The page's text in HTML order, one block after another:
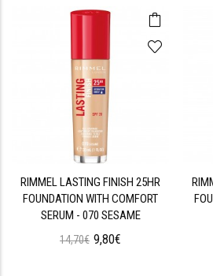
RIMMEL LASTING FINISH 25HR
FOUNDATION WITH COMFORT
SERUM - 070 SESAME
14,70€ 9,80€